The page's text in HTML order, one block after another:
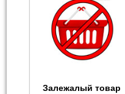
Залежалый товар